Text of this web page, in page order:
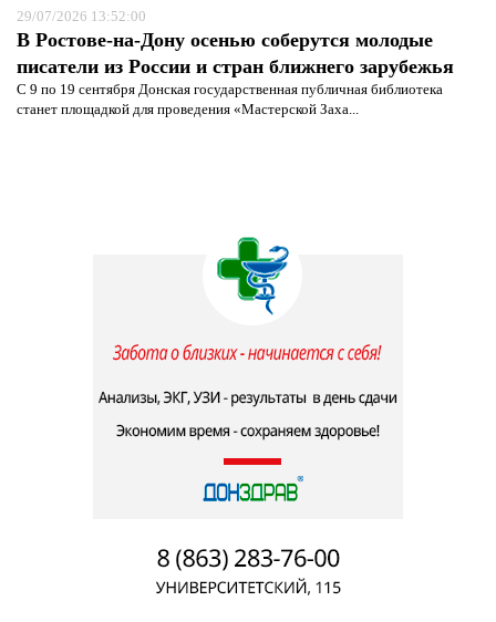
29/07/2026 13:52:00
В Ростове-на-Дону осенью соберутся молодые
писатели из России и стран ближнего зарубежья
С 9 по 19 сентября Донская государственная публичная библиотека
станет площадкой для проведения «Мастерской Заха...